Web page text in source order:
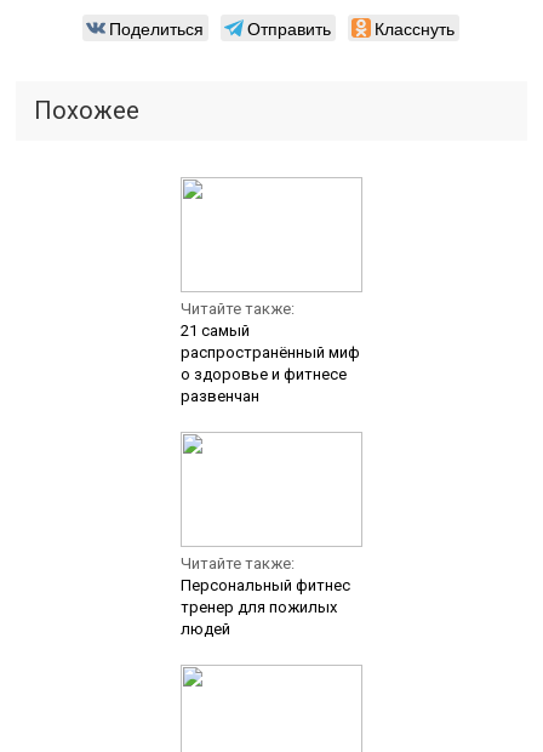
Поделиться Отправить Класснуть
Похожее
Читайте также:
21 самый
распространённый миф
о здоровье и фитнесе
развенчан
Читайте также:
Персональный фитнес
тренер для пожилых
людей